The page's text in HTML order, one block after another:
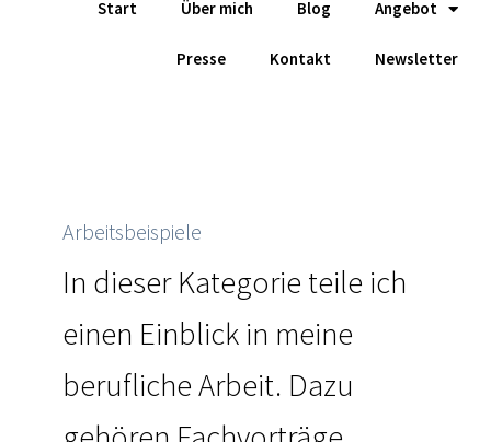
Start Über mich Blog Angebot
Presse Kontakt Newsletter
Arbeitsbeispiele
In dieser Kategorie teile ich
einen Einblick in meine
berufliche Arbeit. Dazu